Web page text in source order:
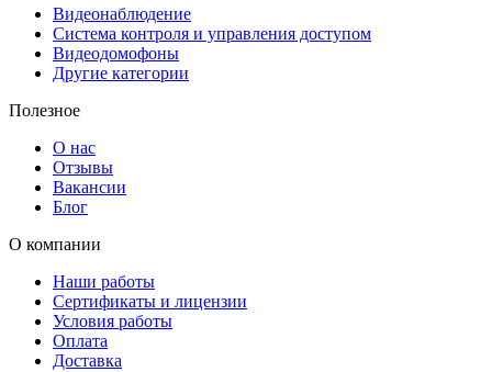
Видеонаблюдение
Система контроля и управления доступом
Видеодомофоны
Другие категории
Полезное
О нас
Отзывы
Вакансии
Блог
О компании
Наши работы
Сертификаты и лицензии
Условия работы
Оплата
Доставка